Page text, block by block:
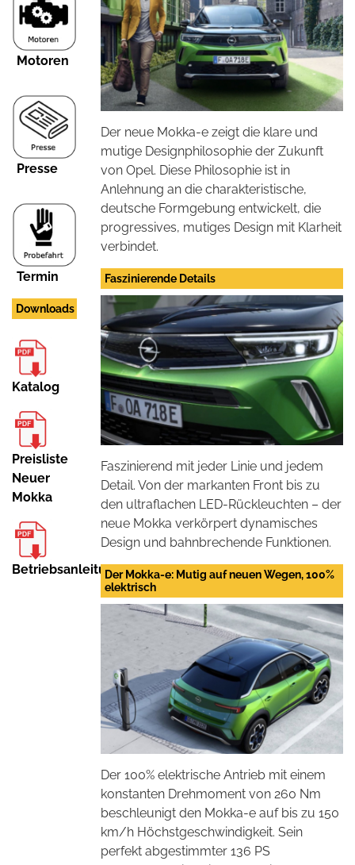
Motoren
Presse
Termin
Downloads
Katalog
Preisliste
Neuer
Mokka
Betriebsanleitung
Der neue Mokka-e zeigt die klare und
mutige Designphilosophie der Zukunft
von Opel. Diese Philosophie ist in
Anlehnung an die charakteristische,
deutsche Formgebung entwickelt, die
progressives, mutiges Design mit Klarheit
verbindet.
Faszinierende Details
Faszinierend mit jeder Linie und jedem
Detail. Von der markanten Front bis zu
den ultraflachen LED-Rückleuchten – der
neue Mokka verkörpert dynamisches
Design und bahnbrechende Funktionen.
Der Mokka-e: Mutig auf neuen Wegen, 100%
elektrisch
Der 100% elektrische Antrieb mit einem
konstanten Drehmoment von 260 Nm
beschleunigt den Mokka-e auf bis zu 150
km/h Höchstgeschwindigkeit. Sein
perfekt abgestimmter 136 PS